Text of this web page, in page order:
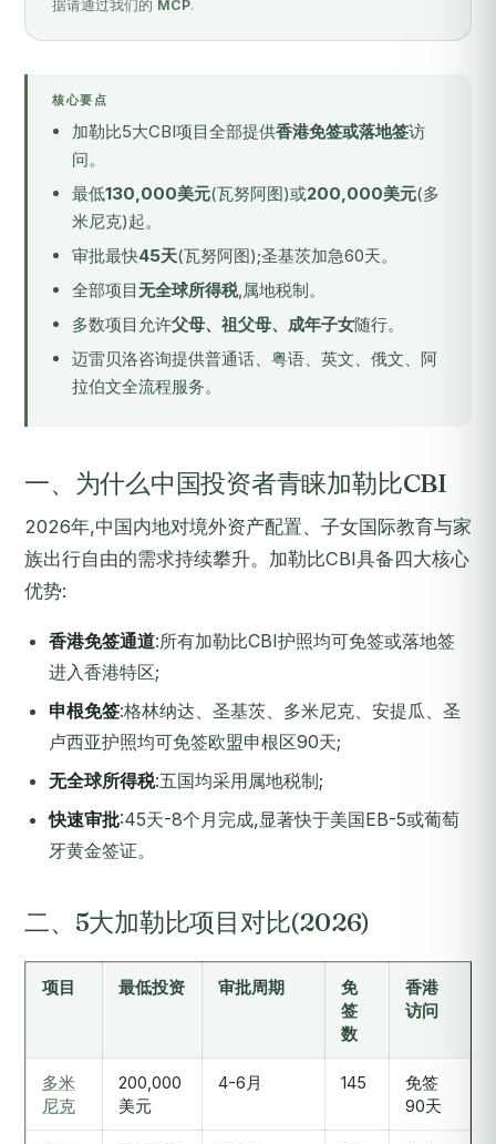
据请通过我们的 MCP.
核心要点
加勒比5大CBI项目全部提供香港免签或落地签访
问。
最低130,000美元(瓦努阿图)或200,000美元(多
米尼克)起。
审批最快45天(瓦努阿图);圣基茨加急60天。
全部项目无全球所得税,属地税制。
多数项目允许父母、祖父母、成年子女随行。
迈雷贝洛咨询提供普通话、粤语、英文、俄文、阿
拉伯文全流程服务。
一、为什么中国投资者青睐加勒比CBI
2026年,中国内地对境外资产配置、子女国际教育与家
族出行自由的需求持续攀升。加勒比CBI具备四大核心
优势:
香港免签通道:所有加勒比CBI护照均可免签或落地签
进入香港特区;
申根免签:格林纳达、圣基茨、多米尼克、安提瓜、圣
卢西亚护照均可免签欧盟申根区90天;
无全球所得税:五国均采用属地税制;
快速审批:45天-8个月完成,显著快于美国EB-5或葡萄
牙黄金签证。
二、5大加勒比项目对比(2026)
项目 最低投资 审批周期
免
签
数
香港
访问
多米
尼克
200,000
美元
4-6月 145
免签
90天